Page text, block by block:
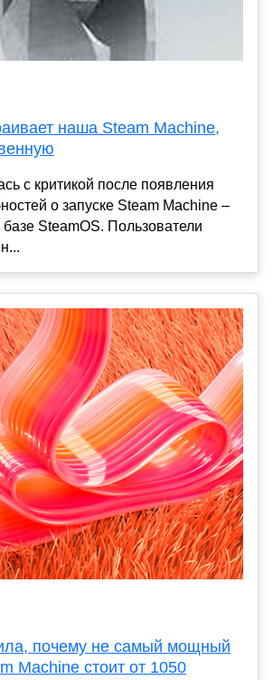
наша Steam Machine,
с критикой после появления
о запуске Steam Machine –
SteamOS. Пользователи
почему не самый мощный
Machine стоит от 1050